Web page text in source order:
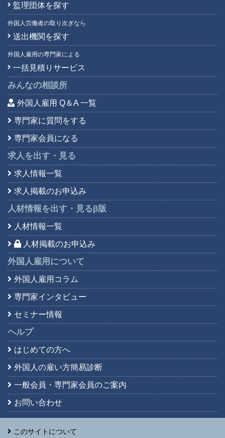
監理団体を探す
外国人労働者の取り次ぎなら
送出機関を探す
外国人雇用の専門家による
一括見積りサービス
みんなの相談所
外国人雇用 Q＆A 一覧
専門家に質問をする
専門家会員になる
求人を出す・見る
求人情報一覧
求人掲載のお申込み
人材情報を出す・見るβ版
人材情報一覧
人材掲載のお申込み
外国人雇用について
外国人雇用コラム
専門家インタビュー
セミナー情報
ヘルプ
はじめての方へ
外国人の雇い方簡易診断
一般会員・専門家会員のご案内
お問い合わせ
このサイトについて